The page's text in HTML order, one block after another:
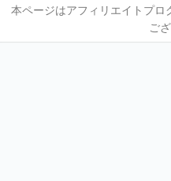
本ページはアフィリエイトプ
ご